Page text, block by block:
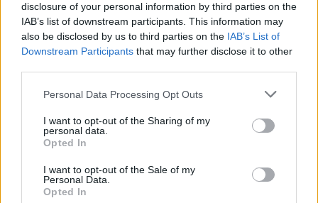
disclosure of your personal information by third parties on the
IAB’s list of downstream participants. This information may
also be disclosed by us to third parties on the IAB’s List of
Downstream Participants that may further disclose it to other
Please note that this website/app uses one or more Google
not limited to your visit or usage behaviour. You may click to
grant or deny consent to Google and its third-party tags to
use your data for below specified purposes in below Google
consent section.
Personal Data Processing Opt Outs
I want to opt-out of the Sharing of my
personal data.
Opted In
I want to opt-out of the Sale of my
Personal Data.
Opted In